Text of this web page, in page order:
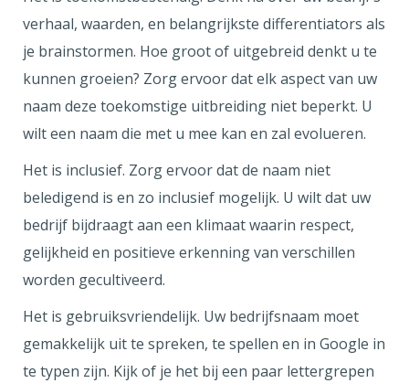
verhaal, waarden, en belangrijkste differentiators als
je brainstormen. Hoe groot of uitgebreid denkt u te
kunnen groeien? Zorg ervoor dat elk aspect van uw
naam deze toekomstige uitbreiding niet beperkt. U
wilt een naam die met u mee kan en zal evolueren.
Het is inclusief. Zorg ervoor dat de naam niet
beledigend is en zo inclusief mogelijk. U wilt dat uw
bedrijf bijdraagt aan een klimaat waarin respect,
gelijkheid en positieve erkenning van verschillen
worden gecultiveerd.
Het is gebruiksvriendelijk. Uw bedrijfsnaam moet
gemakkelijk uit te spreken, te spellen en in Google in
te typen zijn. Kijk of je het bij een paar lettergrepen